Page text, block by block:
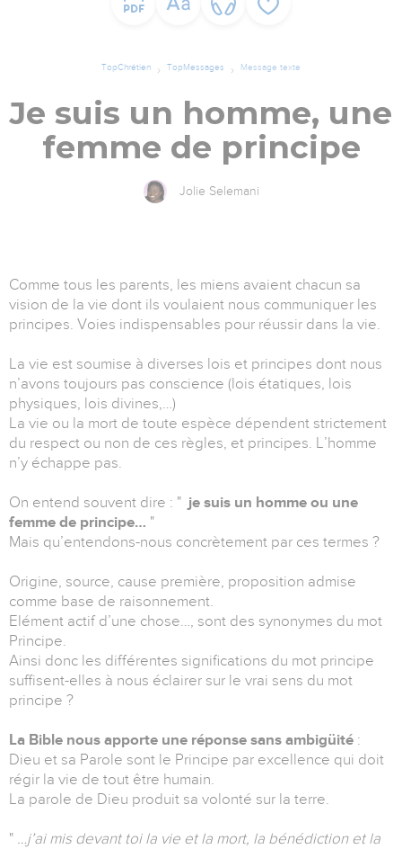
TopChrétien TopMessages Message texte
Je suis un homme, une
femme de principe
Jolie Selemani
Comme tous les parents, les miens avaient chacun sa
vision de la vie dont ils voulaient nous communiquer les
principes. Voies indispensables pour réussir dans la vie.
La vie est soumise à diverses lois et principes dont nous
n’avons toujours pas conscience (lois étatiques, lois
physiques, lois divines,…)
La vie ou la mort de toute espèce dépendent strictement
du respect ou non de ces règles, et principes. L’homme
n’y échappe pas.
On entend souvent dire : " je suis un homme ou une
femme de principe… "
Mais qu’entendons-nous concrètement par ces termes ?
Origine, source, cause première, proposition admise
comme base de raisonnement.
Elément actif d’une chose…, sont des synonymes du mot
Principe.
Ainsi donc les différentes significations du mot principe
suffisent-elles à nous éclairer sur le vrai sens du mot
principe ?
La Bible nous apporte une réponse sans ambigüité :
Dieu et sa Parole sont le Principe par excellence qui doit
régir la vie de tout être humain.
La parole de Dieu produit sa volonté sur la terre.
" …j’ai mis devant toi la vie et la mort, la bénédiction et la